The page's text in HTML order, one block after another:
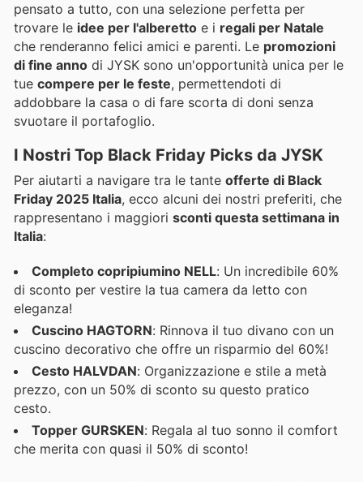
pensato a tutto, con una selezione perfetta per
trovare le idee per l'alberetto e i regali per Natale
che renderanno felici amici e parenti. Le promozioni
di fine anno di JYSK sono un'opportunità unica per le
tue compere per le feste, permettendoti di
addobbare la casa o di fare scorta di doni senza
svuotare il portafoglio.
I Nostri Top Black Friday Picks da JYSK
Per aiutarti a navigare tra le tante offerte di Black
Friday 2025 Italia, ecco alcuni dei nostri preferiti, che
rappresentano i maggiori sconti questa settimana in
Italia:
Completo copripiumino NELL: Un incredibile 60%
di sconto per vestire la tua camera da letto con
eleganza!
Cuscino HAGTORN: Rinnova il tuo divano con un
cuscino decorativo che offre un risparmio del 60%!
Cesto HALVDAN: Organizzazione e stile a metà
prezzo, con un 50% di sconto su questo pratico
cesto.
Topper GURSKEN: Regala al tuo sonno il comfort
che merita con quasi il 50% di sconto!